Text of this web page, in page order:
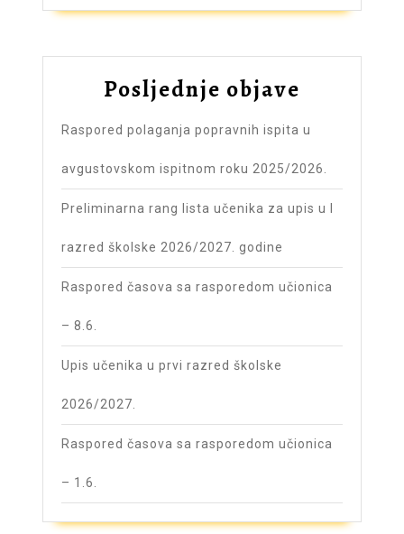
Posljednje objave
Raspored polaganja popravnih ispita u
avgustovskom ispitnom roku 2025/2026.
Preliminarna rang lista učenika za upis u I
razred školske 2026/2027. godine
Raspored časova sa rasporedom učionica
– 8.6.
Upis učenika u prvi razred školske
2026/2027.
Raspored časova sa rasporedom učionica
– 1.6.